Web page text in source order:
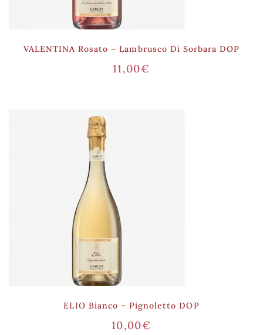
VALENTINA Rosato – Lambrusco Di Sorbara DOP
11,00€
ELIO Bianco – Pignoletto DOP
10,00€